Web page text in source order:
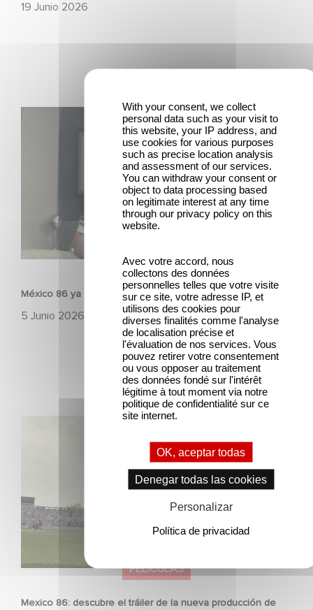
19 Junio 2026
PELÍCULAS
México 86 ya está disponible en Netflix
5 Junio 2026
México 86 ya está disponible en Netflix
PELÍCULAS
Mexico 86: descubre el tráiler de la nueva producción de
With your consent, we collect
personal data such as your visit to
this website, your IP address, and
use cookies for various purposes
such as precise location analysis
and assessment of our services.
You can withdraw your consent or
object to data processing based
on legitimate interest at any time
through our privacy policy on this
website.
Avec votre accord, nous
collectons des données
personnelles telles que votre visite
sur ce site, votre adresse IP, et
utilisons des cookies pour
diverses finalités comme l'analyse
de localisation précise et
l'évaluation de nos services. Vous
pouvez retirer votre consentement
ou vous opposer au traitement
des données fondé sur l'intérêt
légitime à tout moment via notre
politique de confidentialité sur ce
site internet.
OK, aceptar todas
Denegar todas las cookies
Personalizar
Política de privacidad